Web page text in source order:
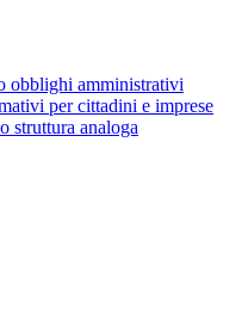
obblighi amministrativi
per cittadini e imprese
struttura analoga